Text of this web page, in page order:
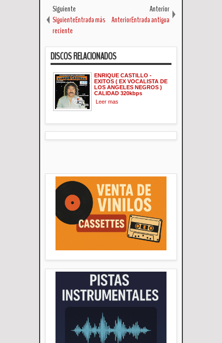
Siguiente
SiguienteEntrada más
reciente
Anterior
AnteriorEntrada antigua
DISCOS RELACIONADOS
ENRIQUE CASTILLO -
EXITOS ( EX VOCALISTA DE
LOS ANGELES NEGROS )
CALIDAD 320kbps
Leer mas